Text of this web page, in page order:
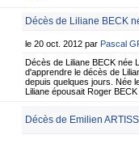
Décès de Liliane BECK
le 20 oct. 2012 par Pascal
Décès de Liliane BECK née
d'apprendre le décès de
depuis quelques jours. Née
Liliane épousait Roger
Décès de Emilien